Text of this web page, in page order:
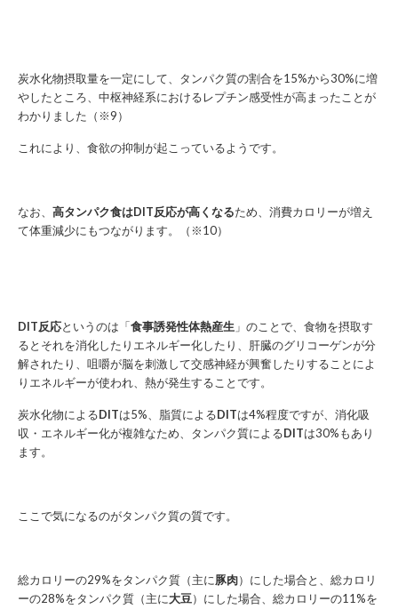
炭水化物摂取量を一定にして、タンパク質の割合を15%から30%に増
やしたところ、中枢神経系におけるレプチン感受性が高まったことが
わかりました（※9）
これにより、食欲の抑制が起こっているようです。
なお、 高タンパク食はDIT反応が高くなるため、消費カロリーが増え
て体重減少にもつながります。（※10）
DIT反応というのは「食事誘発性体熱産生 」のことで、食物を摂取す
るとそれを消化したりエネルギー化したり、肝臓のグリコーゲンが分
解されたり、咀嚼が脳を刺激して交感神経が興奮したりすることによ
りエネルギーが使われ、熱が発生することです。
炭水化物によるDITは5%、脂質によるDITは4%程度ですが、消化吸
収・エネルギー化が複雑なため、タンパク質によるDITは30%もあり
ます。
ここで気になるのがタンパク質の質です。
総カロリーの29%をタンパク質（主に豚肉）にした場合と、総カロリ
ーの28%をタンパク質（主に大豆）にした場合、総カロリーの11%を